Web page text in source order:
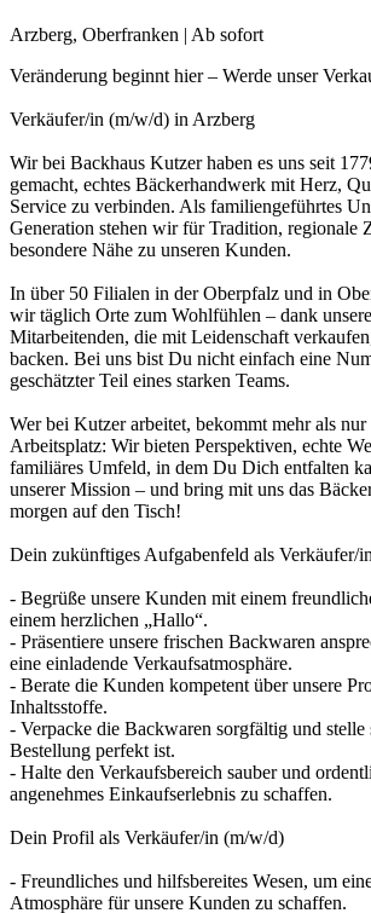
Arzberg, Oberfranken | Ab sofort
Veränderung beginnt hier – Werde unser
Verkäufer/in (m/w/d) in Arzberg
Wir bei Backhaus Kutzer haben es uns seit
gemacht, echtes Bäckerhandwerk mit Herz,
Service zu verbinden. Als familiengeführtes
Generation stehen wir für Tradition, regionale
besondere Nähe zu unseren Kunden.
In über 50 Filialen in der Oberpfalz und in
wir täglich Orte zum Wohlfühlen – dank
Mitarbeitenden, die mit Leidenschaft
backen. Bei uns bist Du nicht einfach eine
geschätzter Teil eines starken Teams.
Wer bei Kutzer arbeitet, bekommt mehr als nur
Arbeitsplatz: Wir bieten Perspektiven, echte
familiäres Umfeld, in dem Du Dich entfalten
unserer Mission – und bring mit uns das
morgen auf den Tisch!
Dein zukünftiges Aufgabenfeld als Verkäufer/
- Begrüße unsere Kunden mit einem
einem herzlichen „Hallo“.
- Präsentiere unsere frischen Backwaren
eine einladende Verkaufsatmosphäre.
- Berate die Kunden kompetent über unsere
Inhaltsstoffe.
- Verpacke die Backwaren sorgfältig und stelle
Bestellung perfekt ist.
- Halte den Verkaufsbereich sauber und
angenehmes Einkaufserlebnis zu schaffen.
Dein Profil als Verkäufer/in (m/w/d)
- Freundliches und hilfsbereites Wesen, um
Atmosphäre für unsere Kunden zu schaffen.